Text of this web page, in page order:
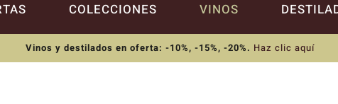
COLECCIONES VINOS
Vinos y destilados en oferta: -10%, -15%, -20%. Haz clic aquí